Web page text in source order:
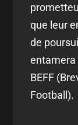
que leur
de
entamera
BEFF
Football).